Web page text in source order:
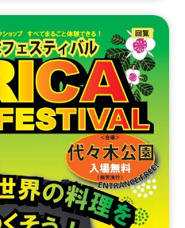
触れてみませんか？
ています！